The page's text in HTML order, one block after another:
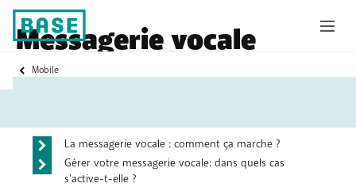
Vous
êtes
Mobile
Messagerie vocale
La messagerie vocale : comment ça marche ?
Gérer votre messagerie vocale: dans quels cas
s'active-t-elle ?